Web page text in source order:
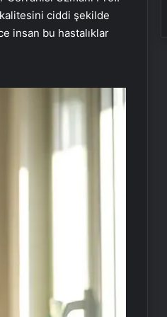
kalitesini ciddi şekilde
insan bu hastalıklar